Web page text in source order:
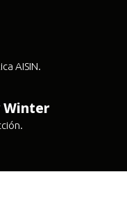
AISIN.
Winter